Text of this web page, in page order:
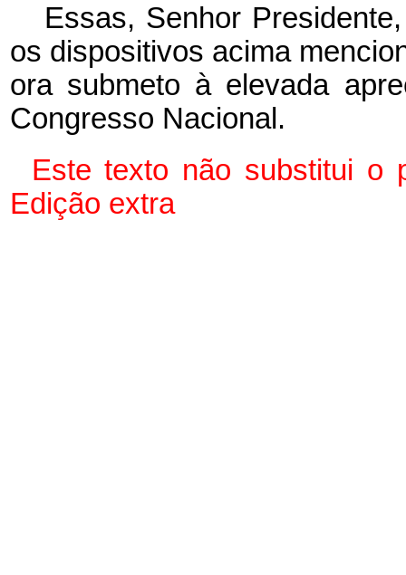
Essas, Senhor
os dispositivos acima
ora submeto à elevada
Congresso Nacional.
Este texto não substitui o
Edição extra